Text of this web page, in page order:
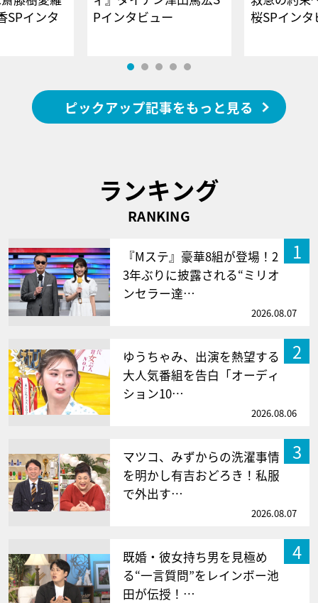
SPインタ
Pインタビュー
桜SPイ
ピックアップ記事をもっと見る
ランキング
RANKING
1
『Mステ』豪華8組が登場！2
3年ぶりに披露される“ミリオ
ンセラー達…
2026.08.07
2
ゆうちゃみ、出演を熱望する
大人気番組を告白「オーディ
ション10…
2026.08.06
3
マツコ、みずからの洗濯事情
を明かし有吉おどろき！私服
で外出す…
2026.08.07
4
既婚・彼女持ち男を見極め
る“一言質問”をレインボー池
田が伝授！…